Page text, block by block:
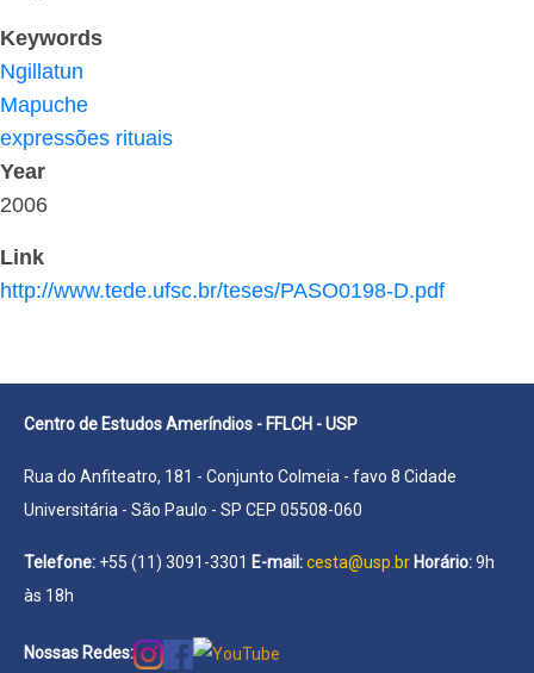
Keywords
Ngillatun
Mapuche
expressões rituais
Year
2006
Link
http://www.tede.ufsc.br/teses/PASO0198-D.pdf
Centro de Estudos Ameríndios - FFLCH - USP
Rua do Anfiteatro, 181 - Conjunto Colmeia - favo 8 Cidade
Universitária - São Paulo - SP CEP 05508-060
Telefone: +55 (11) 3091-3301 E-mail:cesta@usp.br Horário:9h
às 18h
Nossas Redes: